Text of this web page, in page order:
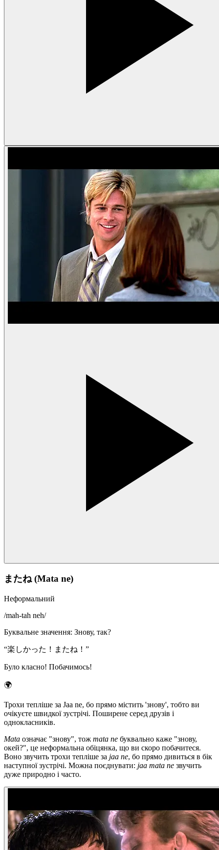
またね (Mata ne)
Неформальний
/mah-tah neh/
Буквальне значення: Знову, так?
“楽しかった！またね！ ”
Було класно! Побачимось!
🌍
Трохи тепліше за Jaa ne, бо прямо містить 'знову', тобто ви
очікуєте швидкої зустрічі. Поширене серед друзів і
однокласників.
Mata означає "знову", тож mata ne буквально каже "знову,
окей?", це неформальна обіцянка, що ви скоро побачитеся.
Воно звучить трохи тепліше за jaa ne, бо прямо дивиться в бік
наступної зустрічі. Можна поєднувати: jaa mata ne звучить
дуже природно і часто.